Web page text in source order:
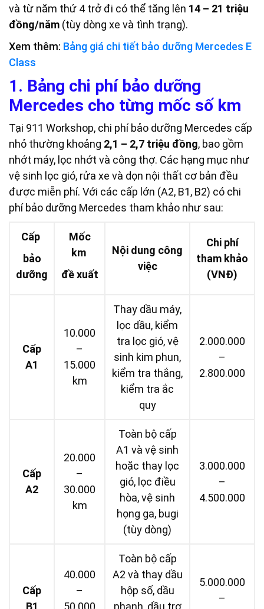
và từ năm thứ 4 trở đi có thể tăng lên 14 – 21 triệu
đồng/năm (tùy dòng xe và tình trạng).
Xem thêm: Bảng giá chi tiết bảo dưỡng Mercedes E
Class
1. Bảng chi phí bảo dưỡng
Mercedes cho từng mốc số km
Tại 911 Workshop, chi phí bảo dưỡng Mercedes cấp
nhỏ thường khoảng 2,1 – 2,7 triệu đồng, bao gồm
nhớt máy, lọc nhớt và công thợ. Các hạng mục như
vệ sinh lọc gió, rửa xe và dọn nội thất cơ bản đều
được miễn phí. Với các cấp lớn (A2, B1, B2) có chi
phí bảo dưỡng Mercedes tham khảo như sau:
Cấp
bảo
dưỡng
Mốc
km
đề xuất
Nội dung công
việc
Chi phí
tham khảo
(VNĐ)
Cấp
A1
10.000
–
15.000
km
Thay dầu máy,
lọc dầu, kiểm
tra lọc gió, vệ
sinh kim phun,
kiểm tra thắng,
kiểm tra ắc
quy
2.000.000
–
2.800.000
Cấp
A2
20.000
–
30.000
km
Toàn bộ cấp
A1 và vệ sinh
hoặc thay lọc
gió, lọc điều
hòa, vệ sinh
họng ga, bugi
(tùy dòng)
3.000.000
–
4.500.000
Cấp
40.000
–
Toàn bộ cấp
A2 và thay dầu
hộp số, dầu
5.000.000
–